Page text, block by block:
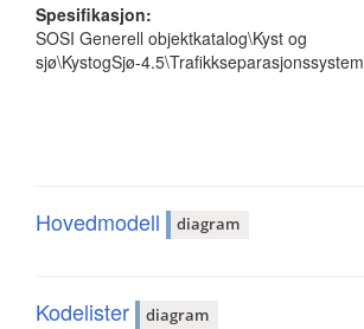
Spesifikasjon:
SOSI Generell objektkatalog\Kyst og
sjø\KystogSjø-4.5\Trafikkseparasjonssystem
Hovedmodell diagram
Kodelister diagram